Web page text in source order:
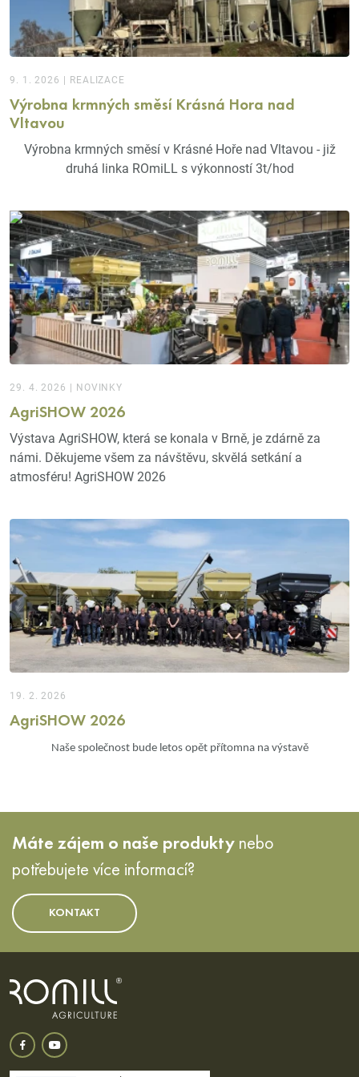
9. 1. 2026 REALIZACE
Výrobna krmných směsí Krásná Hora nad
Vltavou
Výrobna krmných směsí v Krásné Hoře nad Vltavou - již
druhá linka ROmiLL s výkonností 3t/hod
29. 4. 2026 NOVINKY
AgriSHOW 2026
Výstava AgriSHOW, která se konala v Brně, je zdárně za
námi. Děkujeme všem za návštěvu, skvělá setkání a
atmosféru! AgriSHOW 2026
19. 2. 2026
AgriSHOW 2026
Naše společnost bude letos opět přítomna na výstavě
Máte zájem o naše produkty nebo
potřebujete více informací?
KONTAKT